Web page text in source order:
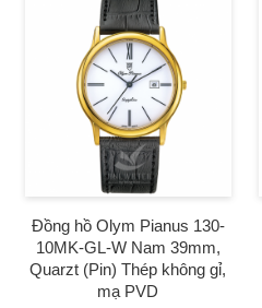
Đồng hồ Olym Pianus 130-
10MK-GL-W Nam 39mm,
Quarzt (Pin) Thép không gỉ,
mạ PVD